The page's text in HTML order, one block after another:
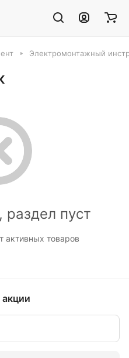
Электромонтажный
пуст
активных товаров
акции